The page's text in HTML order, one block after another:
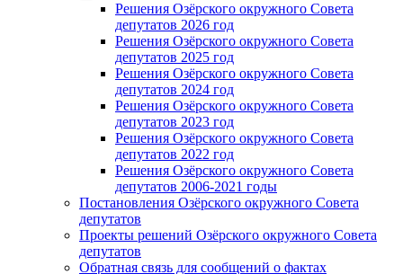
Решения Озёрского окружного Совета
депутатов 2026 год
Решения Озёрского окружного Совета
депутатов 2025 год
Решения Озёрского окружного Совета
депутатов 2024 год
Решения Озёрского окружного Совета
депутатов 2023 год
Решения Озёрского окружного Совета
депутатов 2022 год
Решения Озёрского окружного Совета
депутатов 2006-2021 годы
Постановления Озёрского окружного Совета
депутатов
Проекты решений Озёрского окружного Совета
депутатов
Обратная связь для сообщений о фактах